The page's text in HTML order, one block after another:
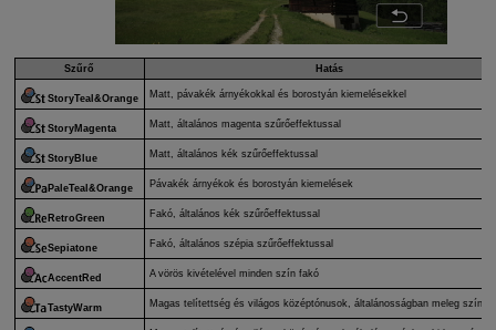
Szűrő Hatás
StoryTeal&Orange Matt, pávakék árnyékokkal és borostyán kiemelésekkel
StoryMagenta Matt, általános magenta szűrőeffektussal
StoryBlue Matt, általános kék szűrőeffektussal
PaleTeal&Orange Pávakék árnyékok és borostyán kiemelések
RetroGreen Fakó, általános kék szűrőeffektussal
Sepiatone Fakó, általános szépia szűrőeffektussal
AccentRed A vörös kivételével minden szín fakó
TastyWarm Magas telítettség és világos középtónusok, általánosságban meleg